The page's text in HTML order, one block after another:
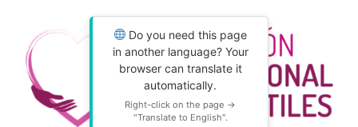
Do you need this page
in another language? Your
browser can translate it
automatically.
Right-click on the page →
"Translate to English".